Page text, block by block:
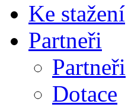
Ke stažení
Partneři
Partneři
Dotace